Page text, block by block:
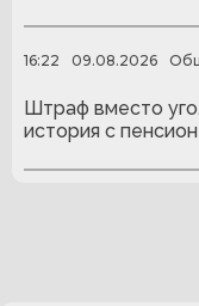
16:22 09.08.2026
Штраф вместо
история с